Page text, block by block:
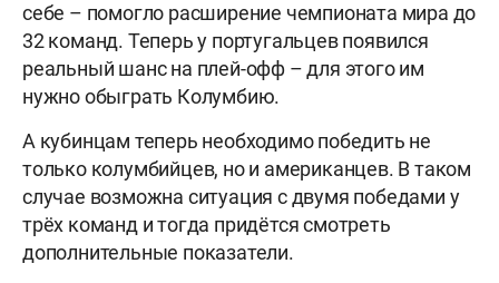
себе – помогло расширение чемпионата мира до
32 команд. Теперь у португальцев появился
реальный шанс на плей-офф – для этого им
нужно обыграть Колумбию.
А кубинцам теперь необходимо победить не
только колумбийцев, но и американцев. В таком
случае возможна ситуация с двумя победами у
трёх команд и тогда придётся смотреть
дополнительные показатели.